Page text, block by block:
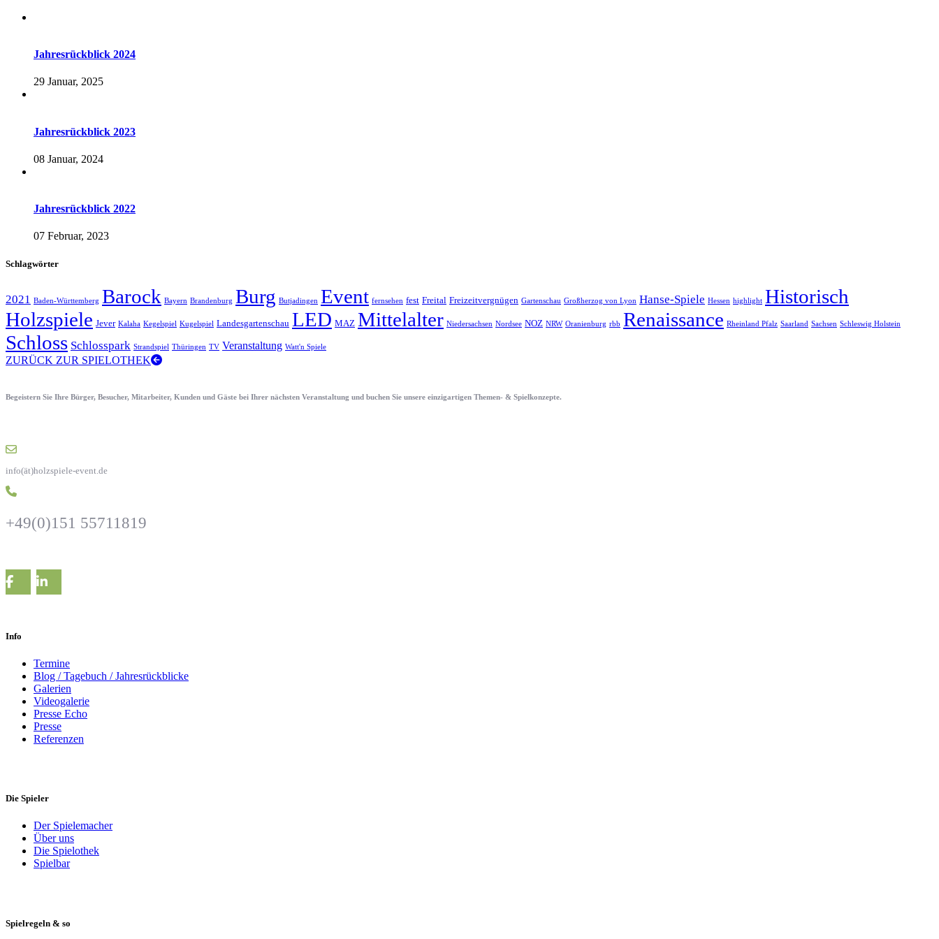
Jahresrückblick 2024
29 Januar, 2025
Jahresrückblick 2023
08 Januar, 2024
Jahresrückblick 2022
07 Februar, 2023
Schlagwörter
2021 Baden-Württemberg Barock Bayern Brandenburg Burg Butjadingen Event fernsehen fest Freital Freizeitvergnügen Gartenschau Großherzog von Lyon Hanse-Spiele Hessen highlight Historisch
Holzspiele Jever Kalaha Kegelspiel Kugelspiel Landesgartenschau LED MAZ Mittelalter Niedersachsen Nordsee NOZ NRW Oranienburg rbb Renaissance Rheinland Pfalz Saarland Sachsen Schleswig Holstein
Schloss Schlosspark Strandspiel Thüringen TV Veranstaltung Watt'n Spiele
ZURÜCK ZUR SPIELOTHEK
Begeistern Sie Ihre Bürger, Besucher, Mitarbeiter, Kunden und Gäste bei Ihrer nächsten Veranstaltung und buchen Sie unsere einzigartigen Themen- & Spielkonzepte.
info(ät)holzspiele-event.de
+49(0)151 55711819
Info
Termine
Blog / Tagebuch / Jahresrückblicke
Galerien
Videogalerie
Presse Echo
Presse
Referenzen
Die Spieler
Der Spielemacher
Über uns
Die Spielothek
Spielbar
Spielregeln & so